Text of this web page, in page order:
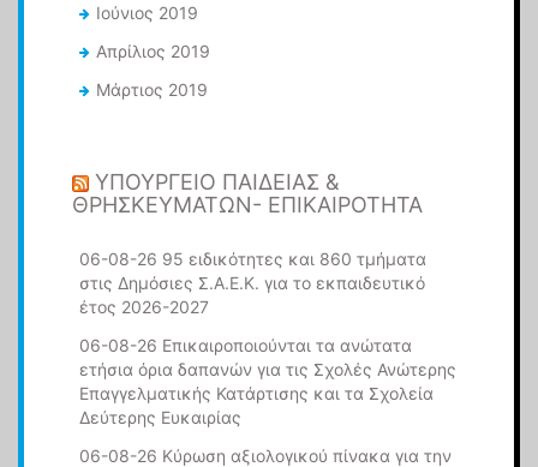
Ιούνιος 2019
Απρίλιος 2019
Μάρτιος 2019
ΥΠΟΥΡΓΕΊΟ ΠΑΙΔΕΊΑΣ &
ΘΡΗΣΚΕΥΜΆΤΩΝ- ΕΠΙΚΑΙΡΌΤΗΤΑ
06-08-26 95 ειδικότητες και 860 τμήματα
στις Δημόσιες Σ.Α.Ε.Κ. για το εκπαιδευτικό
έτος 2026-2027
06-08-26 Επικαιροποιούνται τα ανώτατα
ετήσια όρια δαπανών για τις Σχολές Ανώτερης
Επαγγελματικής Κατάρτισης και τα Σχολεία
Δεύτερης Ευκαιρίας
06-08-26 Κύρωση αξιολογικού πίνακα για την